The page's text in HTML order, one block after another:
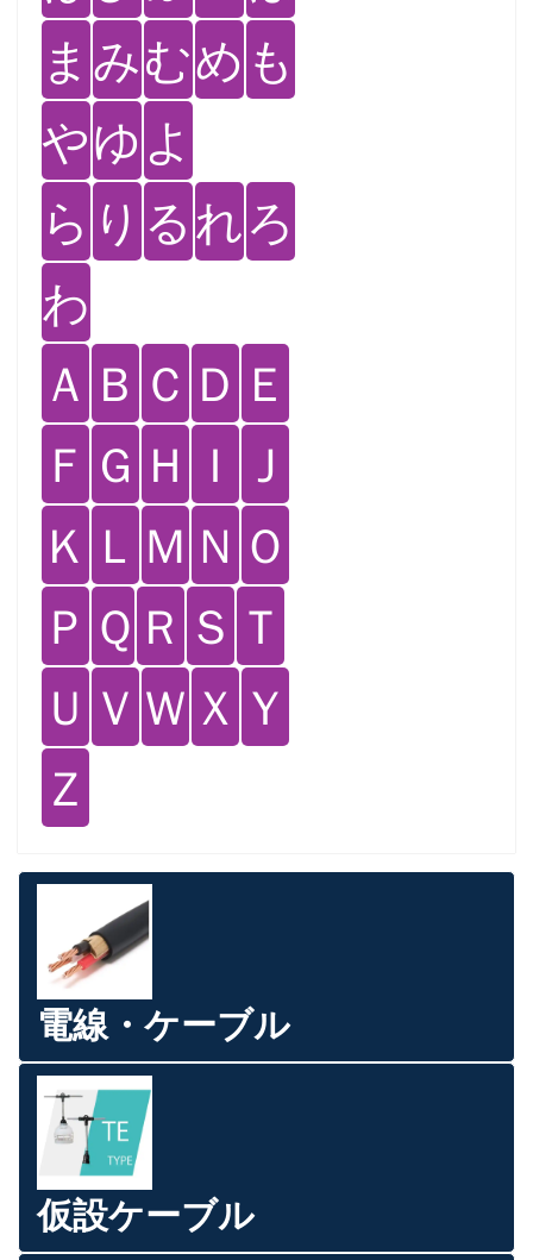
ま みむめ も
やゆ よ
ら り るれろ
わ
Ａ Ｂ Ｃ Ｄ Ｅ
Ｆ Ｇ Ｈ Ｉ Ｊ
Ｋ Ｌ Ｍ Ｎ Ｏ
Ｐ Ｑ Ｒ Ｓ Ｔ
Ｕ Ｖ Ｗ Ｘ Ｙ
Ｚ
電線・ケーブル
仮設ケーブル